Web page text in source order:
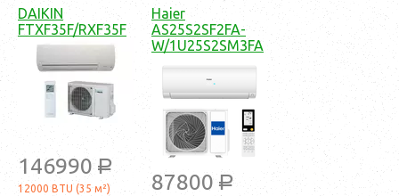
DAIKIN
FTXF35F/RXF35F
146990 a
12000 BTU (35 м²)
Haier
AS25S2SF2FA-
W/1U25S2SM3FA
87800 a